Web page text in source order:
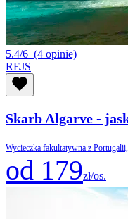
5.4/6 (4 opinie)
REJS
Skarb Algarve -
Wycieczka fakultatywna z
od 179zł/os.